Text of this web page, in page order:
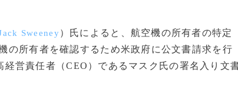
Sweeney）氏によると、航空機の所有者の特定
の所有者を確認するため米政府に公文書請求を行
経営責任者（CEO）であるマスク氏の署名入り文